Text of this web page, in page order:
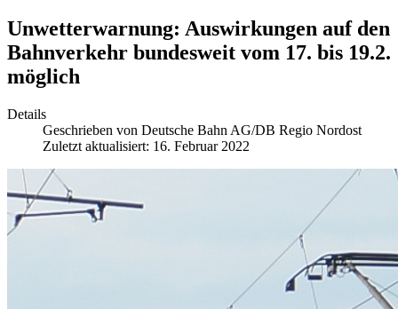
Unwetterwarnung: Auswirkungen auf den
Bahnverkehr bundesweit vom 17. bis 19.2.
möglich
Details
Geschrieben von Deutsche Bahn AG/DB Regio Nordost
Zuletzt aktualisiert: 16. Februar 2022